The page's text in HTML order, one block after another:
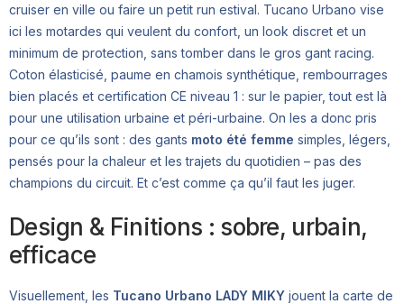
cruiser en ville ou faire un petit run estival. Tucano Urbano vise
ici les motardes qui veulent du confort, un look discret et un
minimum de protection, sans tomber dans le gros gant racing.
Coton élasticisé, paume en chamois synthétique, rembourrages
bien placés et certification CE niveau 1 : sur le papier, tout est là
pour une utilisation urbaine et péri-urbaine. On les a donc pris
pour ce qu’ils sont : des gants moto été femme simples, légers,
pensés pour la chaleur et les trajets du quotidien – pas des
champions du circuit. Et c’est comme ça qu’il faut les juger.
Design & Finitions : sobre, urbain,
efficace
Visuellement, les Tucano Urbano LADY MIKY jouent la carte de